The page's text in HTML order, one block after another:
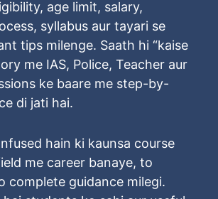
age limit, salary,
syllabus aur tayari se
tips milenge. Saath hi “kaise
me IAS, Police, Teacher aur
ke baare me step-by-
di jati hai.
hain ki kaunsa course
me career banaye, to
complete guidance milegi.